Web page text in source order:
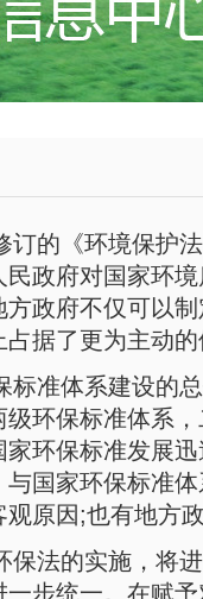
订的《环境保护
民政府对国家环
方政府不仅可以
占据了更为主动
标准体系建设的
级环保标准体系
家环保标准发展
与国家环保标准
观原因;也有地方
保法的实施，将
一步统一。在赋